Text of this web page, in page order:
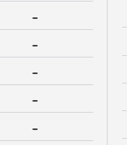
-
-
-
-
-